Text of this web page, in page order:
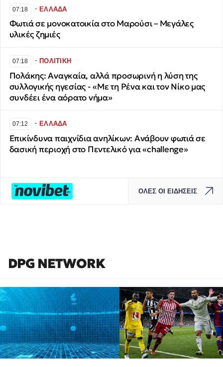
07:18 ∙ΕΛΛΑΔΑ
Φωτιά σε μονοκατοικία στο Μαρούσι – Μεγάλες
υλικές ζημιές
07:18 ∙ΠΟΛΙΤΙΚΗ
Πολάκης: Αναγκαία, αλλά προσωρινή η λύση της
συλλογικής ηγεσίας - «Με τη Ρένα και τον Νίκο μας
συνδέει ένα αόρατο νήμα»
07:12 ∙ΕΛΛΑΔΑ
Επικίνδυνα παιχνίδια ανηλίκων: Ανάβουν φωτιά σε
δασική περιοχή στο Πεντελικό για «challenge»
ΟΛΕΣ ΟΙ ΕΙΔΗΣΕΙΣ
DPG NETWORK